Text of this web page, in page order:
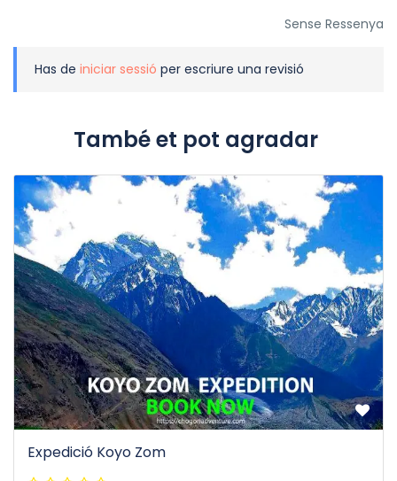
Sense Ressenya
Has de iniciar sessió per escriure una revisió
També et pot agradar
Expedició Koyo Zom